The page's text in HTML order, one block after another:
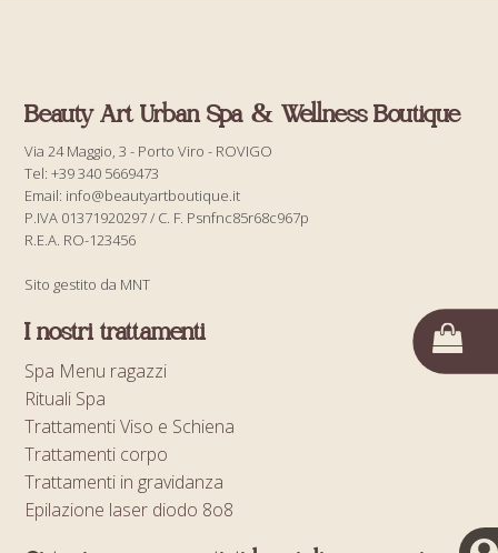
Beauty Art Urban Spa & Wellness Boutique
Via 24 Maggio, 3 - Porto Viro - ROVIGO
Tel: +39 340 5669473
Email: info@beautyartboutique.it
P.IVA 01371920297 / C. F. Psnfnc85r68c967p
R.E.A. RO-123456
Sito gestito da MNT
I nostri trattamenti
Spa Menu ragazzi
Rituali Spa
Trattamenti Viso e Schiena
Trattamenti corpo
Trattamenti in gravidanza
Epilazione laser diodo 8o8